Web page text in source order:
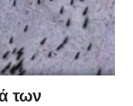
των